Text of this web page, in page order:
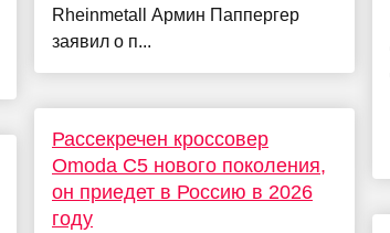
Rheinmetall Армин Паппергер
заявил о п...
Рассекречен кроссовер
Omoda C5 нового поколения,
он приедет в Россию в 2026
году